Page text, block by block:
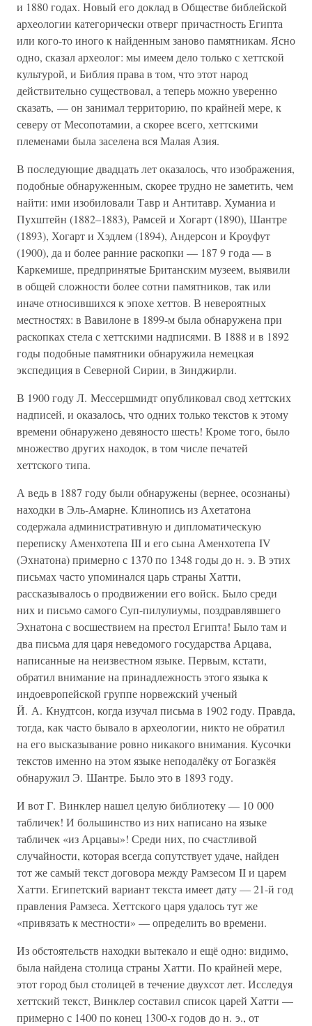
и 1880 годах. Новый его доклад в Обществе библейской
археологии категорически отверг причастность Египта
или кого-то иного к найденным заново памятникам. Ясно
одно, сказал археолог: мы имеем дело только с хеттской
культурой, и Библия права в том, что этот народ
действительно существовал, а теперь можно уверенно
сказать, — он занимал территорию, по крайней мере, к
северу от Месопотамии, а скорее всего, хеттскими
племенами была заселена вся Малая Азия.
В последующие двадцать лет оказалось, что изображения,
подобные обнаруженным, скорее трудно не заметить, чем
найти: ими изобиловали Тавр и Антитавр. Хуманиа и
Пухштейн (1882–1883), Рамсей и Хогарт (1890), Шантре
(1893), Хогарт и Хэдлем (1894), Андерсон и Кроуфут
(1900), да и более ранние раскопки — 187 9 года — в
Каркемише, предпринятые Британским музеем, выявили
в общей сложности более сотни памятников, так или
иначе относившихся к эпохе хеттов. В невероятных
местностях: в Вавилоне в 1899-м была обнаружена при
раскопках стела с хеттскими надписями. В 1888 и в 1892
годы подобные памятники обнаружила немецкая
экспедиция в Северной Сирии, в Зинджирли.
В 1900 году Л. Мессершмидт опубликовал свод хеттских
надписей, и оказалось, что одних только текстов к этому
времени обнаружено девяносто шесть! Кроме того, было
множество других находок, в том числе печатей
хеттского типа.
А ведь в 1887 году были обнаружены (вернее, осознаны)
находки в Эль-Амарне. Клинопись из Ахетатона
содержала административную и дипломатическую
переписку Аменхотепа III и его сына Аменхотепа IV
(Эхнатона) примерно с 1370 по 1348 годы до н. э. В этих
письмах часто упоминался царь страны Хатти,
рассказывалось о продвижении его войск. Было среди
них и письмо самого Суп-пилулиумы, поздравлявшего
Эхнатона с восшествием на престол Египта! Было там и
два письма для царя неведомого государства Арцава,
написанные на неизвестном языке. Первым, кстати,
обратил внимание на принадлежность этого языка к
индоевропейской группе норвежский ученый
Й. А. Кнудтсон, когда изучал письма в 1902 году. Правда,
тогда, как часто бывало в археологии, никто не обратил
на его высказывание ровно никакого внимания. Кусочки
текстов именно на этом языке неподалёку от Богазкёя
обнаружил Э. Шантре. Было это в 1893 году.
И вот Г. Винклер нашел целую библиотеку — 10 000
табличек! И большинство из них написано на языке
табличек «из Арцавы»! Среди них, по счастливой
случайности, которая всегда сопутствует удаче, найден
тот же самый текст договора между Рамзесом II и царем
Хатти. Египетский вариант текста имеет дату — 21-й год
правления Рамзеса. Хеттского царя удалось тут же
«привязать к местности» — определить во времени.
Из обстоятельств находки вытекало и ещё одно: видимо,
была найдена столица страны Хатти. По крайней мере,
этот город был столицей в течение двухсот лет. Исследуя
хеттский текст, Винклер составил список царей Хатти —
примерно с 1400 по конец 1300-х годов до н. э., от